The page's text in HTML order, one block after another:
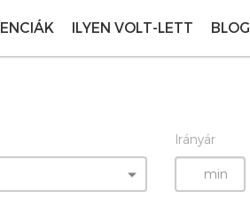
ILYEN VOLT-LETT BLOG
Irányár